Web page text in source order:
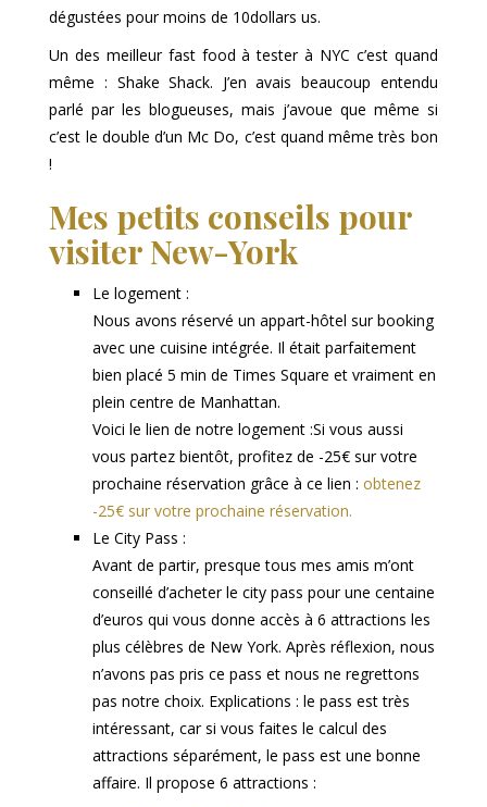
dégustées pour moins de 10dollars us.
Un des meilleur fast food à tester à NYC c’est quand
même : Shake Shack. J’en avais beaucoup entendu
parlé par les blogueuses, mais j’avoue que même si
c’est le double d’un Mc Do, c’est quand même très bon
!
Mes petits conseils pour
visiter New-York
Le logement :
Nous avons réservé un appart-hôtel sur booking
avec une cuisine intégrée. Il était parfaitement
bien placé 5 min de Times Square et vraiment en
plein centre de Manhattan.
Voici le lien de notre logement :Si vous aussi
vous partez bientôt, profitez de -25€ sur votre
prochaine réservation grâce à ce lien :obtenez
-25€ sur votre prochaine réservation.
Le City Pass :
Avant de partir, presque tous mes amis m’ont
conseillé d’acheter le city pass pour une centaine
d’euros qui vous donne accès à 6 attractions les
plus célèbres de New York. Après réflexion, nous
n’avons pas pris ce pass et nous ne regrettons
pas notre choix. Explications : le pass est très
intéressant, car si vous faites le calcul des
attractions séparément, le pass est une bonne
affaire. Il propose 6 attractions :